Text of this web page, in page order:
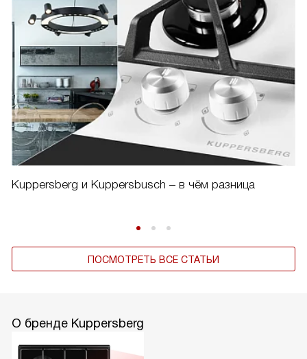
Kuppersberg и Kuppersbusch – в чём разница
ПОСМОТРЕТЬ ВСЕ СТАТЬИ
О бренде Kuppersberg